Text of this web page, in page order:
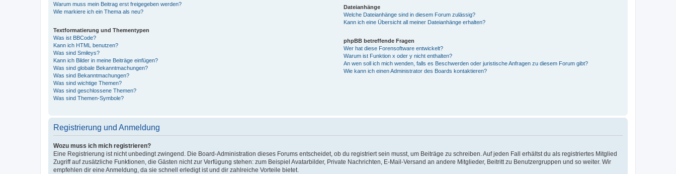
Warum muss mein Beitrag erst freigegeben werden?
Wie markiere ich ein Thema als neu?
Textformatierung und Thementypen
Was ist BBCode?
Kann ich HTML benutzen?
Was sind Smileys?
Kann ich Bilder in meine Beiträge einfügen?
Was sind globale Bekanntmachungen?
Was sind Bekanntmachungen?
Was sind wichtige Themen?
Was sind geschlossene Themen?
Was sind Themen-Symbole?
Dateianhänge
Welche Dateianhänge sind in diesem Forum zulässig?
Kann ich eine Übersicht all meiner Dateianhänge erhalten?
phpBB betreffende Fragen
Wer hat diese Forensoftware entwickelt?
Warum ist Funktion x oder y nicht enthalten?
An wen soll ich mich wenden, falls es Beschwerden oder juristische Anfragen zu diesem Forum gibt?
Wie kann ich einen Administrator des Boards kontaktieren?
Registrierung und Anmeldung
Wozu muss ich mich registrieren?
Eine Registrierung ist nicht unbedingt zwingend. Die Board-Administration dieses Forums entscheidet, ob du registriert sein musst, um Beiträge zu schreiben. Auf jeden Fall erhältst du als registriertes Mitglied
Zugriff auf zusätzliche Funktionen, die Gästen nicht zur Verfügung stehen: zum Beispiel Avatarbilder, Private Nachrichten, E-Mail-Versand an andere Mitglieder, Beitritt zu Benutzergruppen und so weiter. Wir
empfehlen dir eine Anmeldung, da sie schnell erledigt ist und dir zahlreiche Vorteile bietet.